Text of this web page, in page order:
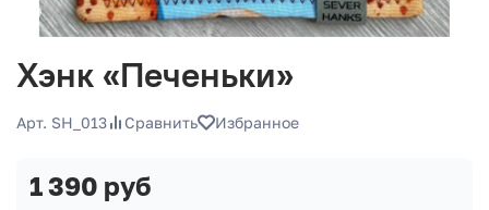
Хэнк «Печеньки»
Арт. SH_013 Сравнить Избранное
1 390 руб